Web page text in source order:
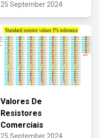
25 September 2024
Valores De
Resistores
Comerciais
25 September 2024